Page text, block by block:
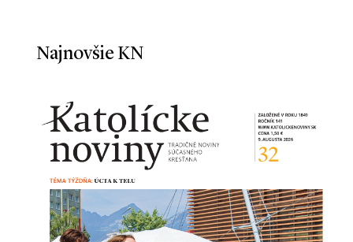
Najnovšie KN